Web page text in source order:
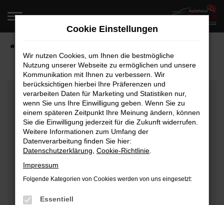
Zum
springen
Fehler: Network Error
Beim Laden ist ein Fehler aufgetreten.
Hier sind ein paar Tipps, die dir helfen können:
Überprüfe deine Firewall und deine
Internetverbindung.
Laden andere Webseiten, zum Beispiel deine
Manche Erweiterungen, wie Werbeblocker, können
Cookie Einstellungen
Wir nutzen Cookies, um Ihnen die bestmögliche
Nutzung unserer Webseite zu ermöglichen und unsere
Kommunikation mit Ihnen zu verbessern. Wir
berücksichtigen hierbei Ihre Präferenzen und
verarbeiten Daten für Marketing und Statistiken nur,
wenn Sie uns Ihre Einwilligung geben. Wenn Sie zu
einem späteren Zeitpunkt Ihre Meinung ändern, können
Sie die Einwilligung jederzeit für die Zukunft widerrufen.
Weitere Informationen zum Umfang der
Datenverarbeitung finden Sie hier:
Datenschutzerklärung Cookie-Richtlinie
Impressum
Folgende Kategorien von Cookies werden von uns eingesetzt:
Essentiell